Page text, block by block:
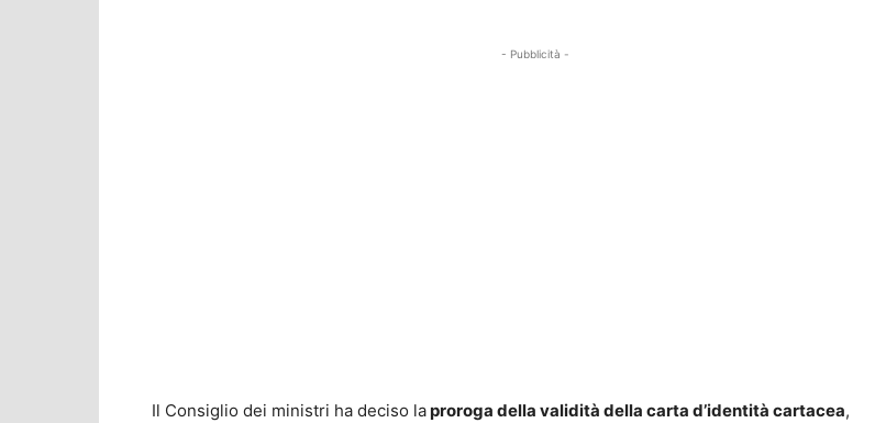
- Pubblicità -
Il Consiglio dei ministri ha deciso laproroga della validità della carta d’identità cartacea,